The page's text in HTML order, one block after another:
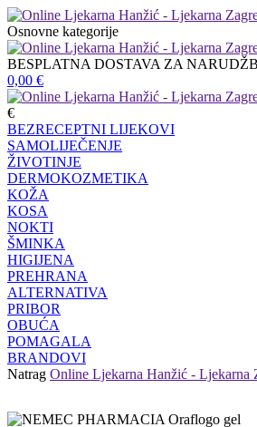
Osnovne kategorije
BESPLATNA DOSTAVA ZA
0,00 €
€
BEZRECEPTNI LIJEKOVI
SAMOLIJEČENJE
ŽIVOTINJE
DERMOKOZMETIKA
KOŽA
KOSA
NOKTI
ŠMINKA
HIGIJENA
PREHRANA
ALTERNATIVA
PRIBOR
OBUĆA
POMAGALA
BRANDOVI
Natrag Online Ljekarna Hanžić - Ljekarna